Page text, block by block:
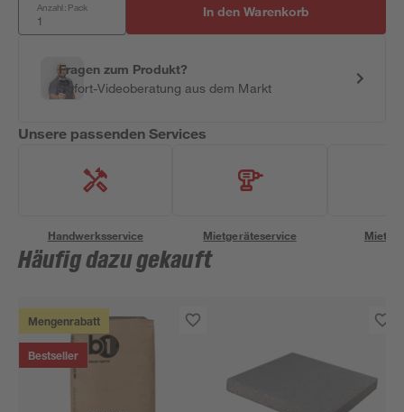
Anzahl: Pack In den Warenkorb
Fragen zum Produkt?
Sofort-Videoberatung aus dem Markt
Unsere passenden Services
Handwerksservice Mietgeräteservice
Häufig dazu gekauft
Mengenrabatt
Bestseller